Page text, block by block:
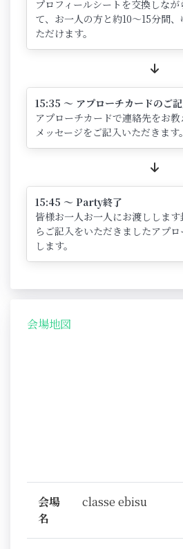
プロフィールシートを交換しな
て、お一人の方と約10～15分間
ただけます。
15:35 ～ アプローチカードのご
アプローチカードで連絡先をお
メッセージをご記入いただきます。
15:45 ～ Party終了
皆様お一人お一人にお渡ししま
らご記入をいただきましたアプ
します。
会場地図
会場
名
classe ebisu